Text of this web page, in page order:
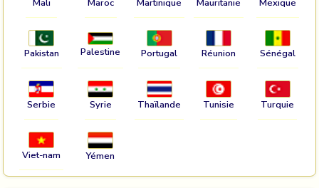
Mali Maroc Martinique Mauritanie Mexique
Pakistan Palestine Portugal Réunion Sénégal
Serbie Syrie Thaïlande Tunisie Turquie
Viet-nam Yémen